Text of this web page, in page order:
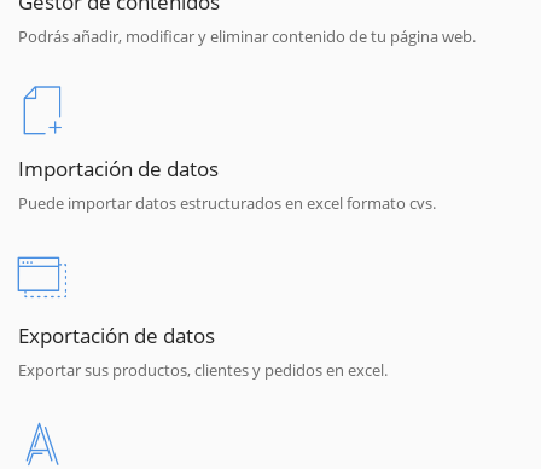
Podrás añadir, modificar y eliminar contenido de tu página web.
Importación de datos
Puede importar datos estructurados en excel formato cvs.
Exportación de datos
Exportar sus productos, clientes y pedidos en excel.